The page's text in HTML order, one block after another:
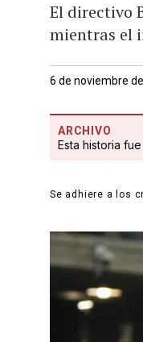
El directivo
mientras el
6 de noviembre
ARCHIVO
Esta historia
Se adhiere a los